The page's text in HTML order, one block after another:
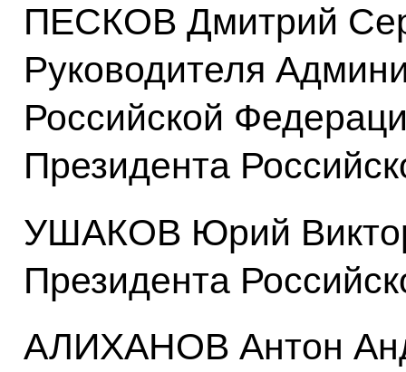
ПЕСКОВ Дмитрий
Руководителя
Российской
Президента
УШАКОВ Юрий
Президента
АЛИХАНОВ Антон